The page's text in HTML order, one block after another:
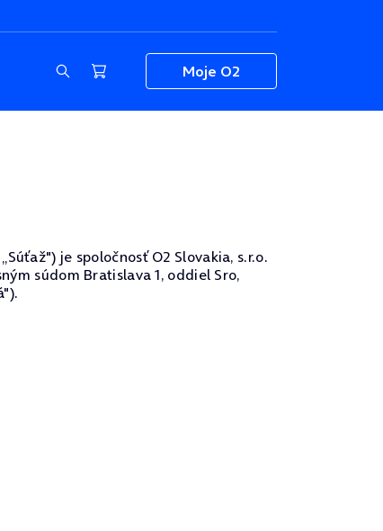
Moje O2
je spoločnosť O2 Slovakia, s.r.o.
súdom Bratislava 1, oddiel Sro,